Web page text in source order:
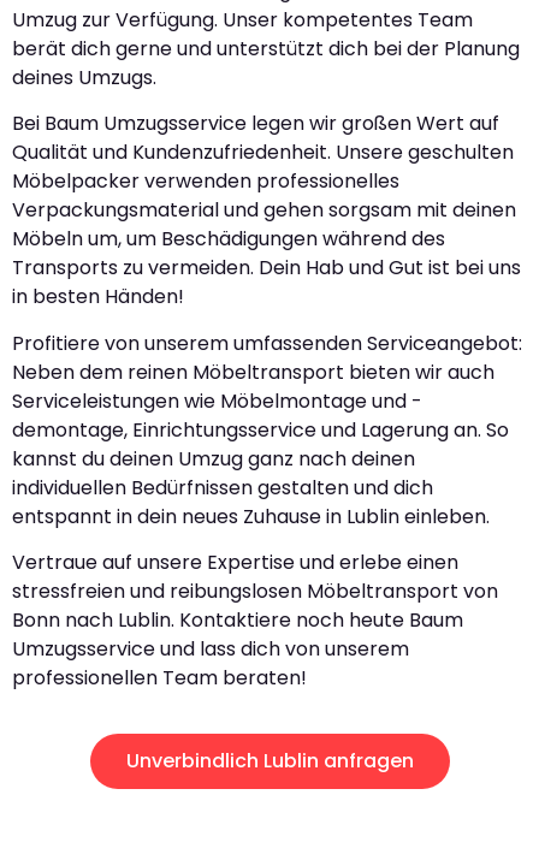
Umzug zur Verfügung. Unser kompetentes Team
berät dich gerne und unterstützt dich bei der Planung
deines Umzugs.
Bei Baum Umzugsservice legen wir großen Wert auf
Qualität und Kundenzufriedenheit. Unsere geschulten
Möbelpacker verwenden professionelles
Verpackungsmaterial und gehen sorgsam mit deinen
Möbeln um, um Beschädigungen während des
Transports zu vermeiden. Dein Hab und Gut ist bei uns
in besten Händen!
Profitiere von unserem umfassenden Serviceangebot:
Neben dem reinen Möbeltransport bieten wir auch
Serviceleistungen wie Möbelmontage und -
demontage, Einrichtungsservice und Lagerung an. So
kannst du deinen Umzug ganz nach deinen
individuellen Bedürfnissen gestalten und dich
entspannt in dein neues Zuhause in Lublin einleben.
Vertraue auf unsere Expertise und erlebe einen
stressfreien und reibungslosen Möbeltransport von
Bonn nach Lublin. Kontaktiere noch heute Baum
Umzugsservice und lass dich von unserem
professionellen Team beraten!
Unverbindlich Lublin anfragen